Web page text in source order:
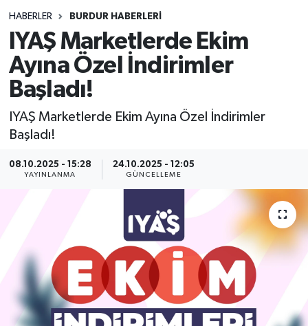
HABERLER BURDUR HABERLERİ
IYAŞ Marketlerde Ekim
Ayına Özel İndirimler
Başladı!
IYAŞ Marketlerde Ekim Ayına Özel İndirimler
Başladı!
08.10.2025 - 15:28
YAYINLANMA
24.10.2025 - 12:05
GÜNCELLEME
Spor
Tebrik
Türkiye